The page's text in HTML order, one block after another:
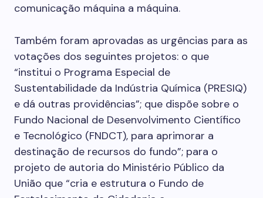
comunicação máquina a máquina.
Também foram aprovadas as urgências para as
votações dos seguintes projetos: o que
“institui o Programa Especial de
Sustentabilidade da Indústria Química (PRESIQ)
e dá outras providências”; que dispõe sobre o
Fundo Nacional de Desenvolvimento Científico
e Tecnológico (FNDCT), para aprimorar a
destinação de recursos do fundo”; para o
projeto de autoria do Ministério Público da
União que “cria e estrutura o Fundo de